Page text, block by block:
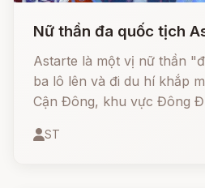
Nữ thần đa quốc tịch
Astarte là một vị nữ thần
ba lô lên và đi du hí khắp
Cận Đông, khu vực Đông
thần đại diện cho sự phì
ST